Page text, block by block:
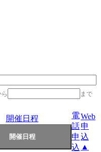
まで
開催日程
電
話
申
込
Web
申
込
▲